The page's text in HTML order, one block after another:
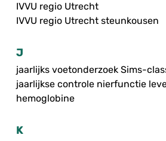
IVVU regio Utrecht
IVVU regio Utrecht steunkousen
J
jaarlijks voetonderzoek Sims-
jaarlijkse controle nierfunctie
hemoglobine
K